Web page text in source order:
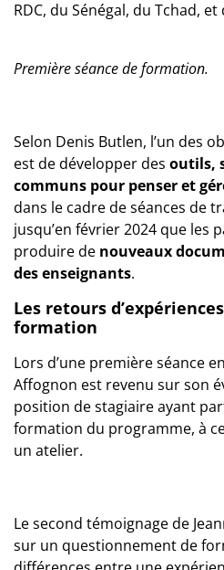
RDC, du Sénégal, du Tchad, et
Première séance de formation.
Selon Denis Butlen, l’un des
est de développer des outils,
communs pour penser et
dans le cadre de séances de
jusqu’en février 2024 que les
produire de nouveaux
des enseignants.
Les retours
formation
Lors d’une première séance
Affognon est revenu sur son
position de stagiaire ayant
formation du programme, à
un atelier.
Le second témoignage de
sur un questionnement de